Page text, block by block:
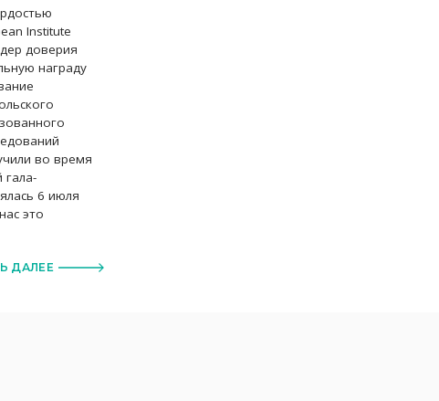
Institute
доверия
награду
во время
6 июля
это
ДАЛЕЕ